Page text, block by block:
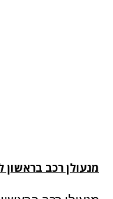
רכב בראשון